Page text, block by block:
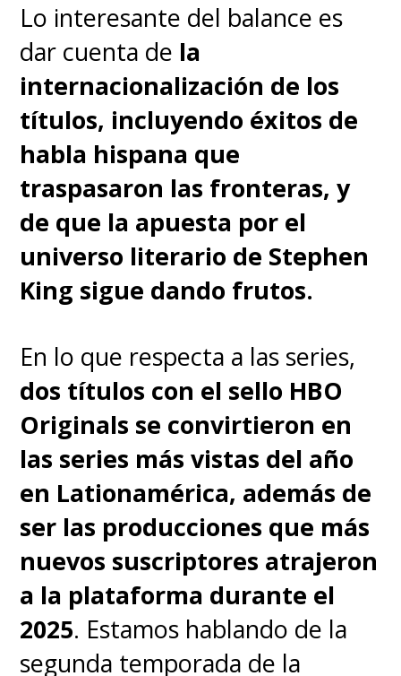
Además,Merle
Dandridgeserá
a interpretar a la fundadora y la
líder de las "Luciérnagas" tras
las dos entregas del videojuego.
Respecto a la historia, el
equipoya anticipó que habrá
varios cambios necesarios para
por lo que no esperen ver
exactamente lo mismo que se
mostró en el videojuego, ya
quese busca expandir el
relato postapocalíptico que
nos presentó el trágico viaje
de "Joel" y "Ellie".
En el primer videojuego, una
Lo interesante del balance es
dar cuenta de la
internacionalización de los
títulos, incluyendo éxitos de
habla hispana que
traspasaron las fronteras, y
de que la apuesta por el
universo literario de Stephen
King sigue dando frutos.
En lo que respecta a las series,
dos títulos con el sello HBO
Originals se convirtieron en
las series más vistas del año
en Lationamérica, además de
ser las producciones que más
nuevos suscriptores atrajeron
a la plataforma durante el
2025. Estamos hablando de la
segunda temporada de la